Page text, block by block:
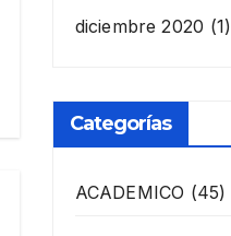
diciembre 2020 (1)
Categorías
ACADEMICO (45)